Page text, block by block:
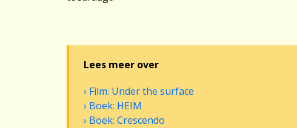
Lees meer over
Film: Under the surface
Boek: HEIM
Boek: Crescendo